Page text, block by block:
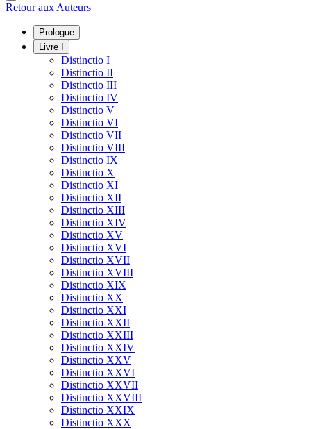
Retour aux Auteurs
Prologue
Livre I
Distinctio I
Distinctio II
Distinctio III
Distinctio IV
Distinctio V
Distinctio VI
Distinctio VII
Distinctio VIII
Distinctio IX
Distinctio X
Distinctio XI
Distinctio XII
Distinctio XIII
Distinctio XIV
Distinctio XV
Distinctio XVI
Distinctio XVII
Distinctio XVIII
Distinctio XIX
Distinctio XX
Distinctio XXI
Distinctio XXII
Distinctio XXIII
Distinctio XXIV
Distinctio XXV
Distinctio XXVI
Distinctio XXVII
Distinctio XXVIII
Distinctio XXIX
Distinctio XXX